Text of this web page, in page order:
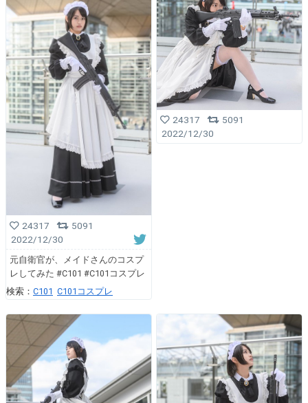
24317
5091
2022/12/30
元自衛官が、メイドさんのコスプ
レしてみた #C101 #C101コスプレ
検索： C101 C101コスプレ
24317
5091
2022/12/30